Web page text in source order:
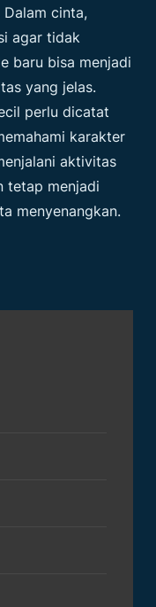
Dalam cinta,
agar tidak
baru bisa menjadi
yang jelas.
perlu dicatat
karakter
aktivitas
tetap menjadi
menyenangkan.